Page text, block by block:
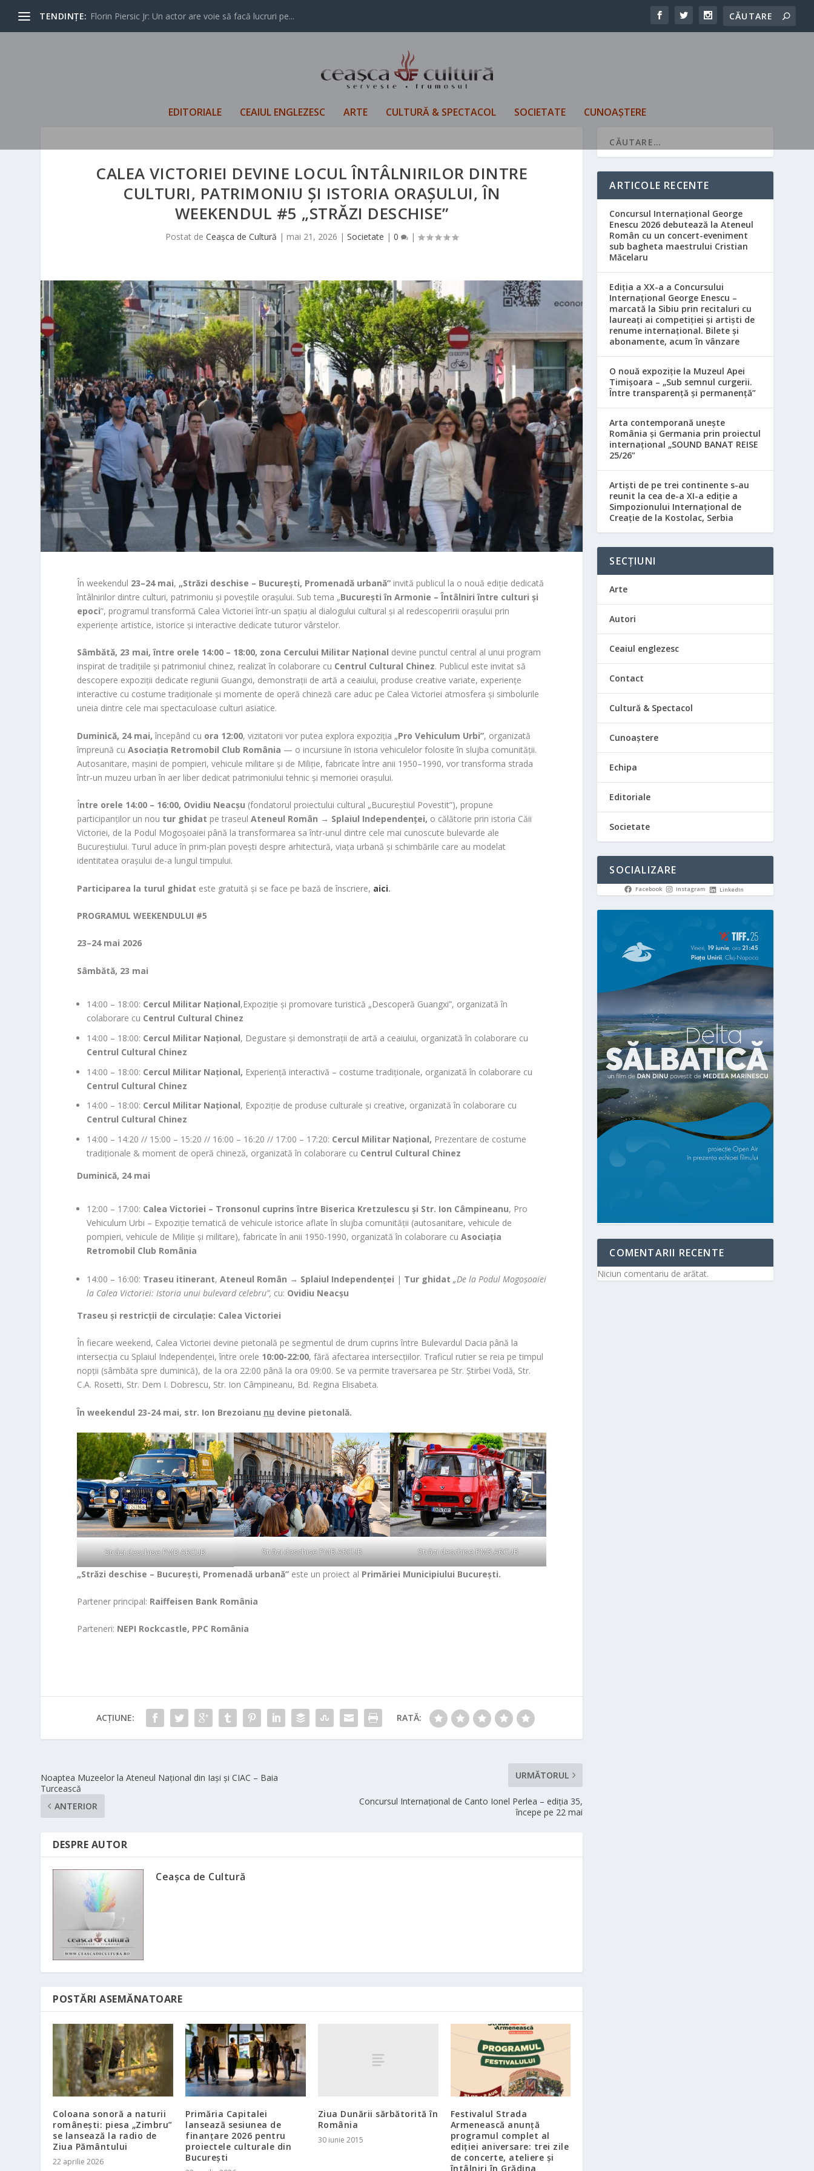
TENDINȚE: Florin Piersic Jr: Un actor are voie să facă lucruri pe...
EDITORIALE CEAIUL ENGLEZESC ARTE CULTURĂ & SPECTACOL SOCIETATE CUNOAȘTERE
CALEA VICTORIEI DEVINE LOCUL ÎNTÂLNIRILOR DINTRE
CULTURI, PATRIMONIU ȘI ISTORIA ORAȘULUI, ÎN
WEEKENDUL #5 „STRĂZI DESCHISE”
Postat deCeașca de Cultură | mai 21, 2026 |Societate |0 |
În weekendul 23–24 mai, „Străzi deschise – București, Promenadă urbană” invită publicul la o nouă ediție dedicată
întâlnirilor dintre culturi, patrimoniu și poveștile orașului. Sub tema „București în Armonie – Întâlniri între culturi și
epoci”, programul transformă Calea Victoriei într-un spațiu al dialogului cultural și al redescoperirii orașului prin
experiențe artistice, istorice și interactive dedicate tuturor vârstelor.
Sâmbătă, 23 mai, între orele 14:00 – 18:00, zona Cercului Militar Național devine punctul central al unui program
inspirat de tradițiile și patrimoniul chinez, realizat în colaborare cu Centrul Cultural Chinez. Publicul este invitat să
descopere expoziții dedicate regiunii Guangxi, demonstrații de artă a ceaiului, produse creative variate, experiențe
interactive cu costume tradiționale și momente de operă chineză care aduc pe Calea Victoriei atmosfera și simbolurile
uneia dintre cele mai spectaculoase culturi asiatice.
Duminică, 24 mai, începând cu ora 12:00, vizitatorii vor putea explora expoziția „Pro Vehiculum Urbi”, organizată
împreună cuAsociația Retromobil Club România — o incursiune în istoria vehiculelor folosite în slujba comunității.
Autosanitare, mașini de pompieri, vehicule militare și de Miliție, fabricate între anii 1950–1990, vor transforma strada
într-un muzeu urban în aer liber dedicat patrimoniului tehnic și memoriei orașului.
Între orele 14:00 – 16:00, Ovidiu Neacșu (fondatorul proiectului cultural „Bucureștiul Povestit”), propune
participanților un nou tur ghidat pe traseul Ateneul Român → Splaiul Independenței, o călătorie prin istoria Căii
Victoriei, de la Podul Mogoșoaiei până la transformarea sa într-unul dintre cele mai cunoscute bulevarde ale
Bucureștiului. Turul aduce în prim-plan povești despre arhitectură, viața urbană și schimbările care au modelat
identitatea orașului de-a lungul timpului.
Participarea la turul ghidat este gratuită și se face pe bază de înscriere, aici.
PROGRAMUL WEEKENDULUI #5
23–24 mai 2026
Sâmbătă, 23 mai
14:00 – 18:00: Cercul Militar Național,Expoziție și promovare turistică „Descoperă Guangxi”, organizată în
colaborare cu Centrul Cultural Chinez
14:00 – 18:00: Cercul Militar Național, Degustare și demonstrații de artă a ceaiului, organizată în colaborare cu
Centrul Cultural Chinez
14:00 – 18:00: Cercul Militar Național, Experiență interactivă – costume tradiționale, organizată în colaborare cu
Centrul Cultural Chinez
14:00 – 18:00: Cercul Militar Național, Expoziție de produse culturale și creative, organizată în colaborare cu
Centrul Cultural Chinez
14:00 – 14:20 // 15:00 – 15:20 // 16:00 – 16:20 // 17:00 – 17:20: Cercul Militar Național, Prezentare de costume
tradiționale & moment de operă chineză, organizată în colaborare cu Centrul Cultural Chinez
Duminică, 24 mai
12:00 – 17:00: Calea Victoriei – Tronsonul cuprins între Biserica Kretzulescu și Str. Ion Câmpineanu, Pro
Vehiculum Urbi – Expoziție tematică de vehicule istorice aflate în slujba comunității (autosanitare, vehicule de
pompieri, vehicule de Miliție și militare), fabricate în anii 1950-1990, organizată în colaborare cuAsociația
Retromobil Club România
14:00 – 16:00: Traseu itinerant,Ateneul Român → Splaiul Independenței | Tur ghidat „De la Podul Mogoșoaiei
la Calea Victoriei: Istoria unui bulevard celebru”, cu: Ovidiu Neacșu
Traseu și restricții de circulație: Calea Victoriei
În fiecare weekend, Calea Victoriei devine pietonală pe segmentul de drum cuprins între Bulevardul Dacia până la
intersecția cu Splaiul Independenței, între orele 10:00-22:00, fără afectarea intersecțiilor. Traficul rutier se reia pe timpul
nopții (sâmbăta spre duminică), de la ora 22:00 până la ora 09:00. Se va permite traversarea pe Str. Știrbei Vodă, Str.
C.A. Rosetti, Str. Dem I. Dobrescu, Str. Ion Câmpineanu, Bd. Regina Elisabeta.
În weekendul 23-24 mai, str. Ion Brezoianu nu devine pietonală.
Străzi deschise PMB ARCUB Străzi deschise PMB ARCUB Străzi deschise PMB ARCUB
„Străzi deschise – București, Promenadă urbană” este un proiect al Primăriei Municipiului București.
Partener principal: Raiffeisen Bank România
Parteneri: NEPI Rockcastle, PPC România
ACȚIUNE: RATĂ:
Noaptea Muzeelor la Ateneul Național din Iași și CIAC – Baia
Turcească
ANTERIOR
URMĂTORUL
Concursul Internațional de Canto Ionel Perlea – ediţia 35,
începe pe 22 mai
DESPRE AUTOR
Ceașca de Cultură
POSTĂRI ASEMĂNATOARE
Coloana sonoră a naturii
românești: piesa „Zimbru”
se lansează la radio de
Ziua Pământului
22 aprilie 2026
Primăria Capitalei
lansează sesiunea de
finanțare 2026 pentru
proiectele culturale din
București
Ziua Dunării sărbătorită în
România
30 iunie 2015
Festivalul Strada
Armenească anunță
programul complet al
ediției aniversare: trei zile
de concerte, ateliere și
întâlniri în Grădina
ARTICOLE RECENTE
Concursul Internațional George
Enescu 2026 debutează la Ateneul
Român cu un concert-eveniment
sub bagheta maestrului Cristian
Măcelaru
Ediția a XX-a a Concursului
Internațional George Enescu –
marcată la Sibiu prin recitaluri cu
laureați ai competiției și artiști de
renume internațional. Bilete și
abonamente, acum în vânzare
O nouă expoziție la Muzeul Apei
Timișoara – „Sub semnul curgerii.
Între transparență și permanență”
Arta contemporană unește
România și Germania prin proiectul
internațional „SOUND BANAT REISE
25/26”
Artiști de pe trei continente s-au
reunit la cea de-a XI-a ediție a
Simpozionului Internațional de
Creație de la Kostolac, Serbia
SECȚIUNI
Arte
Autori
Ceaiul englezesc
Contact
Cultură & Spectacol
Cunoaștere
Echipa
Editoriale
Societate
SOCIALIZARE
Facebook Instagram LinkedIn
COMENTARII RECENTE
Niciun comentariu de arătat.